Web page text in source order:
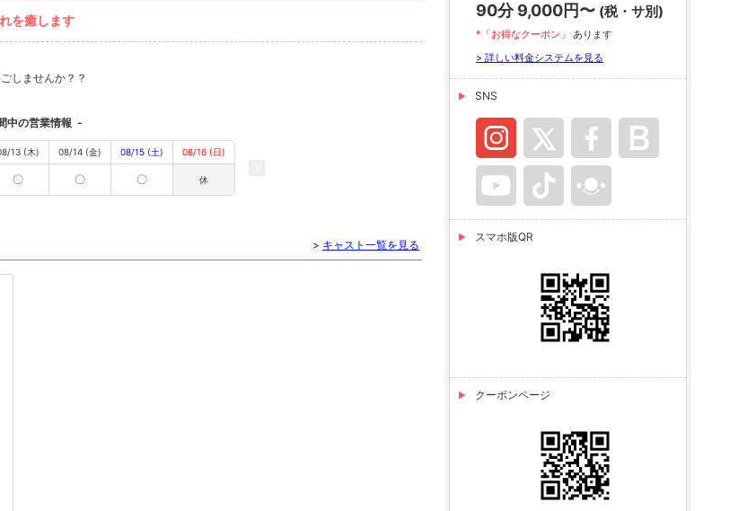
を癒します
しませんか？？
中の営業情報 -
13 (木)
〇
08/14 (金)
〇
08/15 (土)
〇
08/16 (日)
休
> キャスト一覧を見る
90分 9,000円〜 (税・サ別)
*「お得なクーポン」 あります
> 詳しい料金システムを見る
SNS
スマホ版QR
クーポンページ